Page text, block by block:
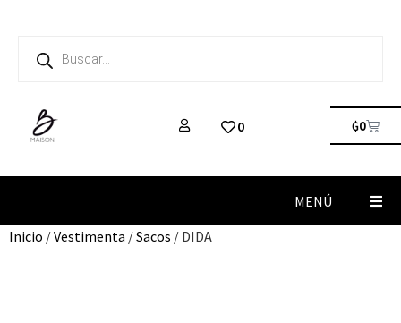
0 ₲0
MENÚ
Inicio /Vestimenta /Sacos / DIDA